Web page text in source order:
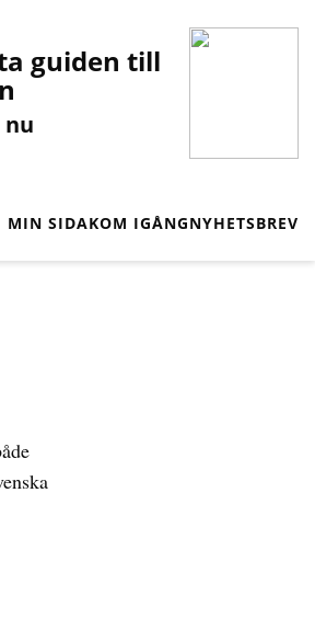
guiden till
nu
MIN SIDAKOM IGÅNGNYHETSBREV